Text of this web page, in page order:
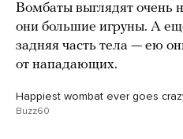
Вомбаты выглядят очень
они большие игруны. А
задняя часть тела — ею
от нападающих.
Happiest wombat ever goes
Buzz60